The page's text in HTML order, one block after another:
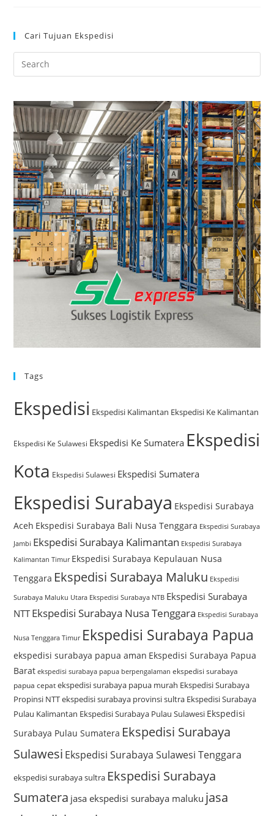
Cari Tujuan Ekspedisi
Tags
Ekspedisi Ekspedisi Kalimantan Ekspedisi Ke Kalimantan
Ekspedisi Ke Sulawesi Ekspedisi Ke Sumatera Ekspedisi
Kota Ekspedisi Sulawesi Ekspedisi Sumatera
Ekspedisi Surabaya Ekspedisi Surabaya
Aceh Ekspedisi Surabaya Bali Nusa Tenggara Ekspedisi Surabaya
Jambi Ekspedisi Surabaya Kalimantan Ekspedisi Surabaya
Kalimantan Timur Ekspedisi Surabaya Kepulauan Nusa
Tenggara Ekspedisi Surabaya Maluku Ekspedisi
Surabaya Maluku Utara Ekspedisi Surabaya NTB Ekspedisi Surabaya
NTTEkspedisi Surabaya Nusa Tenggara Ekspedisi Surabaya
Nusa Tenggara Timur Ekspedisi Surabaya Papua
ekspedisi surabaya papua aman Ekspedisi Surabaya Papua
Barat ekspedisi surabaya papua berpengalaman ekspedisi surabaya
papua cepat ekspedisi surabaya papua murah Ekspedisi Surabaya
Propinsi NTTekspedisi surabaya provinsi sultra Ekspedisi Surabaya
Pulau Kalimantan Ekspedisi Surabaya Pulau Sulawesi Ekspedisi
Surabaya Pulau Sumatera Ekspedisi Surabaya
Sulawesi Ekspedisi Surabaya Sulawesi Tenggara
ekspedisi surabaya sultra Ekspedisi Surabaya
Sumatera jasa ekspedisi surabaya maluku jasa